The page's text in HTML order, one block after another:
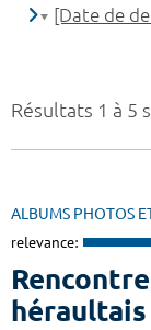
Résultats 1 à 5
ALBUMS PHOTOS
relevance:
héraultais
[Date de